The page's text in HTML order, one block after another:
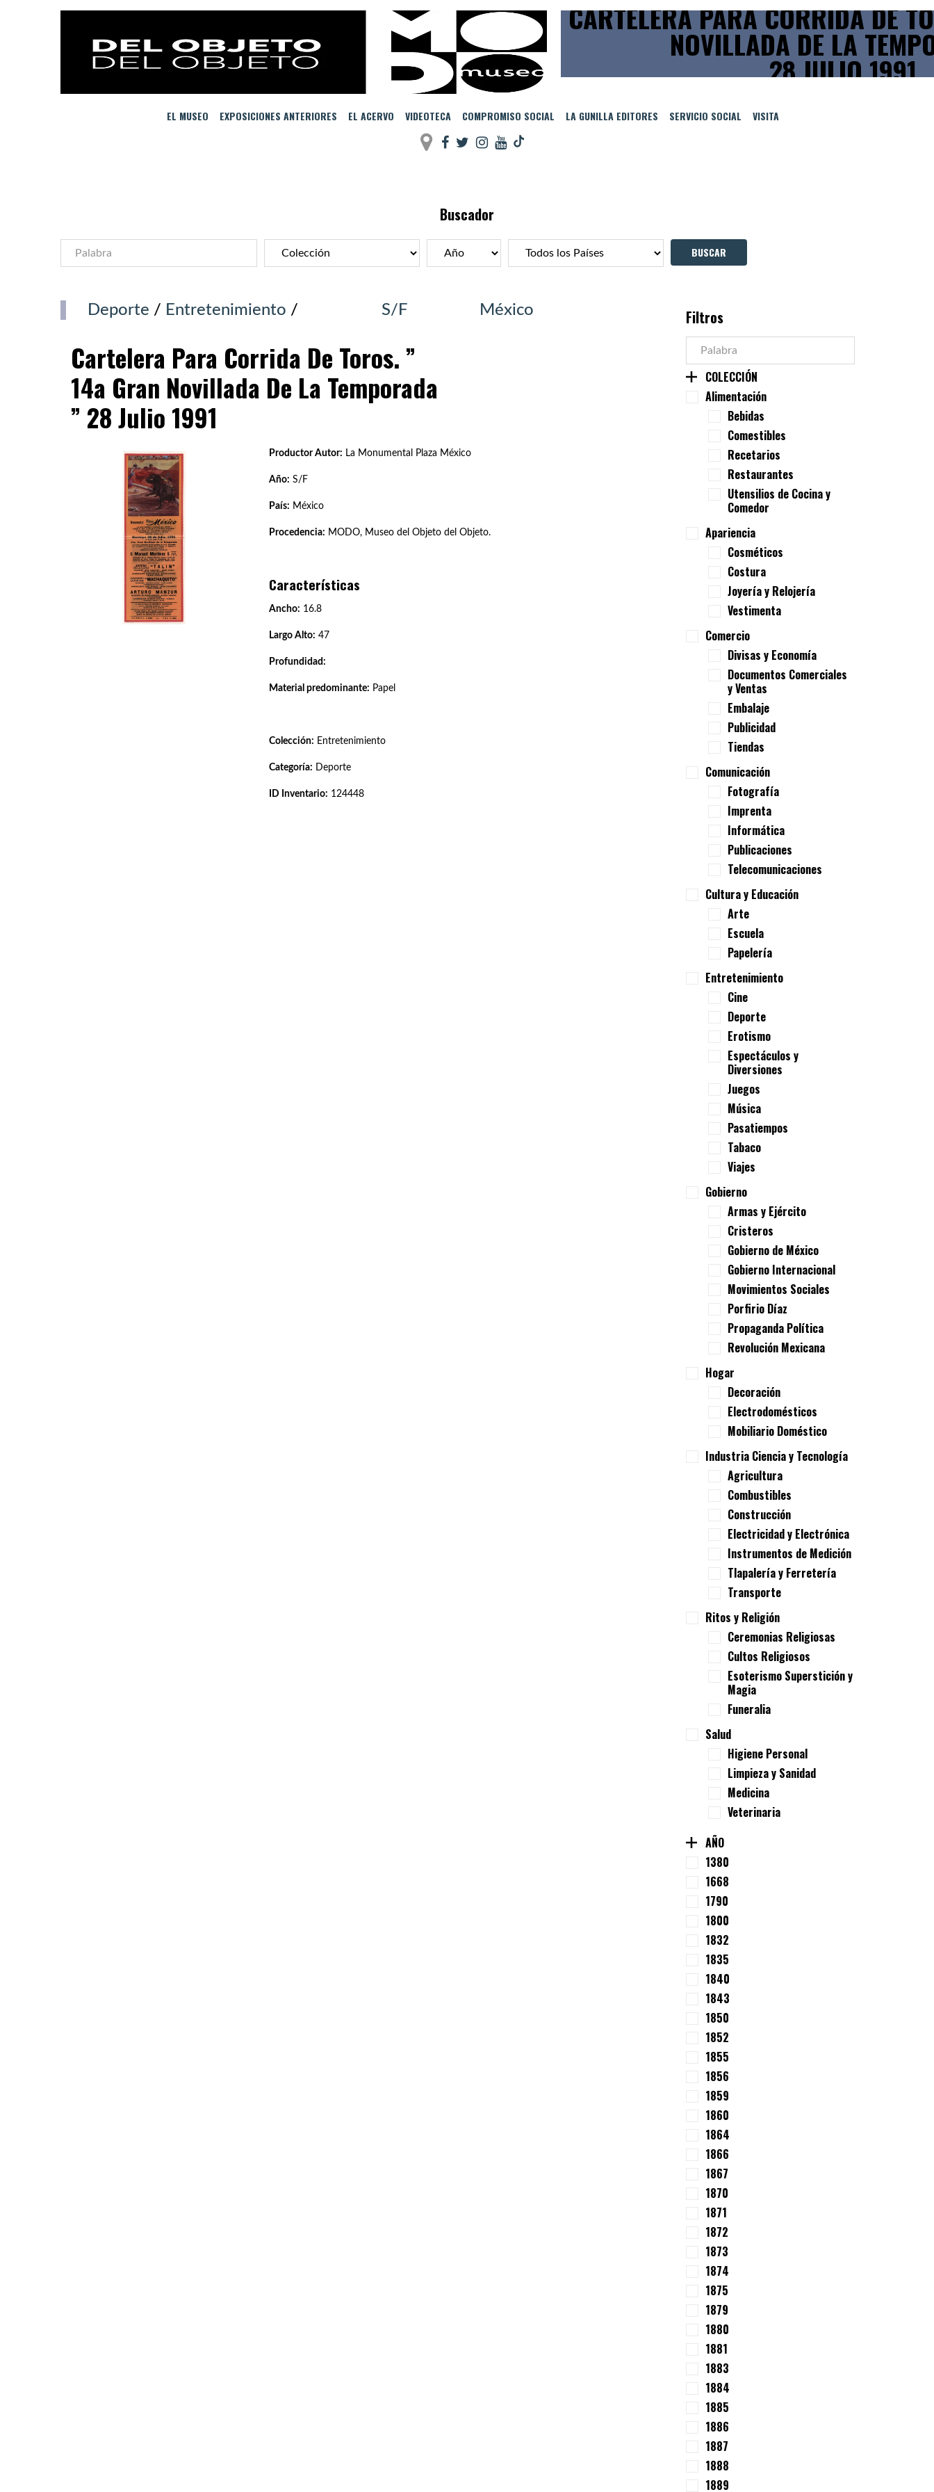
CARTELERA PARA CORRIDA DE
NOVILLADA DE LA
28 JULIO 1991
EL MUSEO EXPOSICIONES ANTERIORES EL ACERVO VIDEOTECA COMPROMISO SOCIAL LA GUNILLA EDITORES SERVICIO SOCIAL VISITA
Buscador
Deporte / Entretenimiento / S/F México
Cartelera Para Corrida De Toros. ”
14a Gran Novillada De La Temporada
” 28 Julio 1991
Productor Autor: La Monumental Plaza México
Año: S/F
País: México
Procedencia: MODO, Museo del Objeto del Objeto.
Características
Ancho: 16.8
Largo Alto: 47
Profundidad:
Material predominante: Papel
Colección: Entretenimiento
Categoría: Deporte
ID Inventario: 124448
Filtros
COLECCIÓN
Alimentación
Bebidas
Comestibles
Recetarios
Restaurantes
Utensilios de Cocina y
Comedor
Apariencia
Cosméticos
Costura
Joyería y Relojería
Vestimenta
Comercio
Divisas y Economía
Documentos Comerciales
y Ventas
Embalaje
Publicidad
Tiendas
Comunicación
Fotografía
Imprenta
Informática
Publicaciones
Telecomunicaciones
Cultura y Educación
Arte
Escuela
Papelería
Entretenimiento
Cine
Deporte
Erotismo
Espectáculos y
Diversiones
Juegos
Música
Pasatiempos
Tabaco
Viajes
Gobierno
Armas y Ejército
Cristeros
Gobierno de México
Gobierno Internacional
Movimientos Sociales
Porfirio Díaz
Propaganda Política
Revolución Mexicana
Hogar
Decoración
Electrodomésticos
Mobiliario Doméstico
Industria Ciencia y Tecnología
Agricultura
Combustibles
Construcción
Electricidad y Electrónica
Instrumentos de Medición
Tlapalería y Ferretería
Transporte
Ritos y Religión
Ceremonias Religiosas
Cultos Religiosos
Esoterismo Superstición y
Magia
Funeralia
Salud
Higiene Personal
Limpieza y Sanidad
Medicina
Veterinaria
AÑO
1380
1668
1790
1800
1832
1835
1840
1843
1850
1852
1855
1856
1859
1860
1864
1866
1867
1870
1871
1872
1873
1874
1875
1879
1880
1881
1883
1884
1885
1886
1887
1888
1889